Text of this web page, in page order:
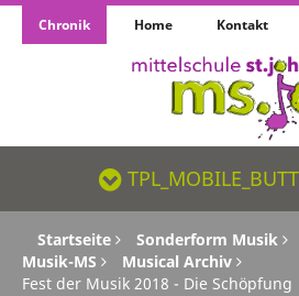
Chronik Home Kontakt
Startseite Sonderform Musik
Musik-MS
Musical Archiv
Fest der Musik 2018 - Die Schöpfung